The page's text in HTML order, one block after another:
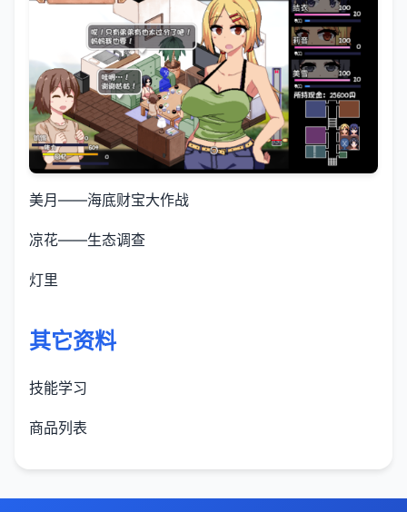
美月——海底财宝大作战
凉花——生态调查
灯里
其它资料
技能学习
商品列表